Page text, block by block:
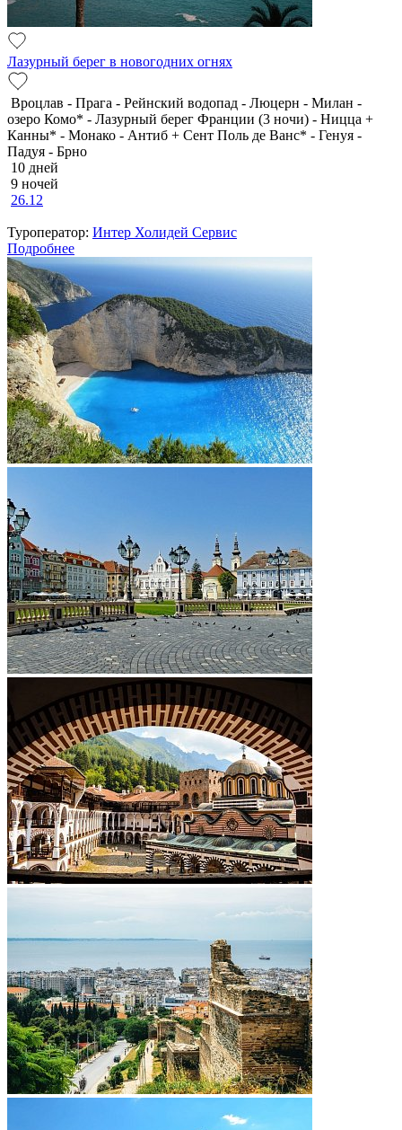
Лазурный берег в новогодних огнях
Вроцлав - Прага - Рейнский водопад - Люцерн - Милан -
озеро Комо* - Лазурный берег Франции (3 ночи) - Ницца +
Канны* - Монако - Антиб + Сент Поль де Ванс* - Генуя -
Падуя - Брно
10 дней
9 ночей
26.12
Туроператор: Интер Холидей Сервис
Подробнее